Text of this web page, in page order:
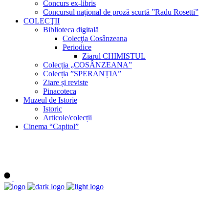
Concurs ex-libris
Concursul național de proză scurtă ”Radu Rosetti”
COLECŢII
Biblioteca digitală
Colecţia Cosânzeana
Periodice
Ziarul CHIMISTUL
Colecția „COSÂNZEANA”
Colecția ”SPERANȚIA”
Ziare și reviste
Pinacoteca
Muzeul de Istorie
Istoric
Articole/colecții
Cinema “Capitol”